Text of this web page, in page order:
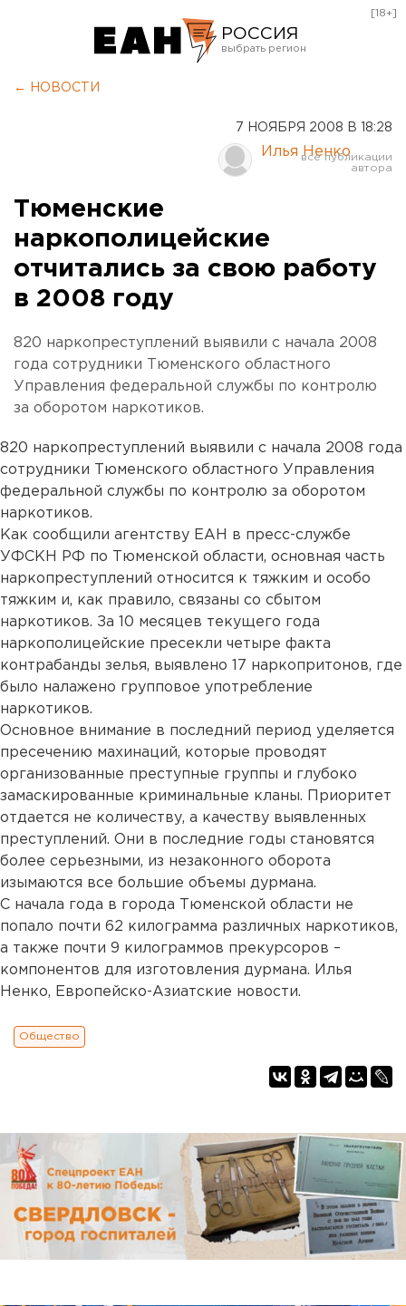
РОССИЯ
Курган
Оренбург
[18+]
← НОВОСТИ
7 НОЯБРЯ 2008 В 18:28
Илья Ненко
Тюменские
наркополицейские
отчитались за свою работу
в 2008 году
820 наркопреступлений выявили с начала 2008
года сотрудники Тюменского областного
Управления федеральной службы по контролю
за оборотом наркотиков.
820 наркопреступлений выявили с начала 2008 года
сотрудники Тюменского областного Управления
федеральной службы по контролю за оборотом
наркотиков.
Как сообщили агентству ЕАН в пресс-службе
УФСКН РФ по Тюменской области, основная часть
наркопреступлений относится к тяжким и особо
тяжким и, как правило, связаны со сбытом
наркотиков. За 10 месяцев текущего года
наркополицейские пресекли четыре факта
контрабанды зелья, выявлено 17 наркопритонов, где
было налажено групповое употребление
наркотиков.
Основное внимание в последний период уделяется
пресечению махинаций, которые проводят
организованные преступные группы и глубоко
замаскированные криминальные кланы. Приоритет
отдается не количеству, а качеству выявленных
преступлений. Они в последние годы становятся
более серьезными, из незаконного оборота
изымаются все большие объемы дурмана.
С начала года в города Тюменской области не
попало почти 62 килограмма различных наркотиков,
а также почти 9 килограммов прекурсоров –
компонентов для изготовления дурмана. Илья
Ненко, Европейско-Азиатские новости.
Общество